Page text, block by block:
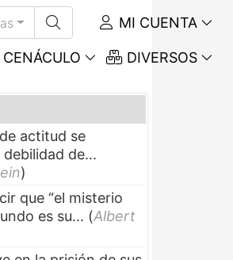
MI CUENTA
CENÁCULO DIVERSOS
actitud se
de...
)
que “el misterio
es su... (Albert